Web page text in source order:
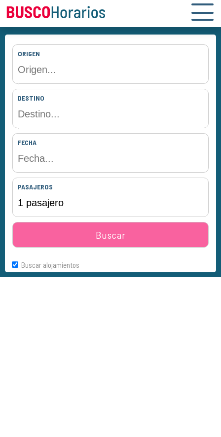
ORIGEN
DESTINO
FECHA
PASAJEROS
Buscar
Buscar alojamientos